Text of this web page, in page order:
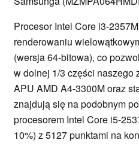
Procesor Intel Core i3-
renderowaniu
(wersja 64-bitowa), co
w dolnej 1/3 części naszego
APU AMD A4-3300M oraz
znajdują się na podobnym
procesorem Intel Core i5-
10%) z 5127 punktami na